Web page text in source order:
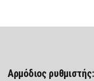
Αρμόδιος